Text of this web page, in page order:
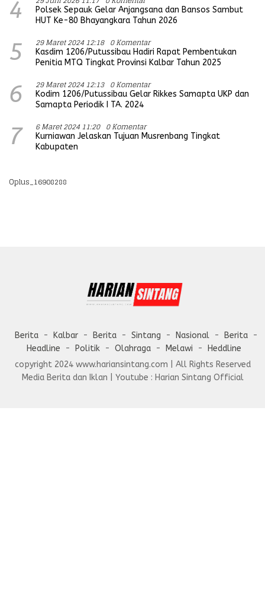
4
Polsek Sepauk Gelar Anjangsana dan Bansos Sambut
HUT Ke-80 Bhayangkara Tahun 2026
5 29 Maret 2024 12:18 0 Komentar
Kasdim 1206/Putussibau Hadiri Rapat Pembentukan
Penitia MTQ Tingkat Provinsi Kalbar Tahun 2025
6 29 Maret 2024 12:13 0 Komentar
Kodim 1206/Putussibau Gelar Rikkes Samapta UKP dan
Samapta Periodik I TA. 2024
7 6 Maret 2024 11:20 0 Komentar
Kurniawan Jelaskan Tujuan Musrenbang Tingkat
Kabupaten
Oplus_16908288
Berita Kalbar Berita Sintang Nasional
Berita
Headline
Politik Olahraga Melawi
Heddline
copyright 2024 www.hariansintang.com | All Rights Reserved
Media Berita dan Iklan | Youtube : Harian Sintang Official